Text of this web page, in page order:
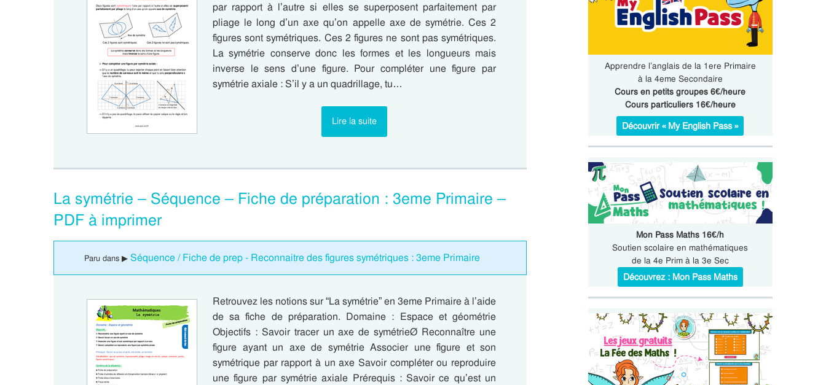
par rapport à l’autre si elles se superposent parfaitement par
pliage le long d’un axe qu’on appelle axe de symétrie. Ces 2
figures sont symétriques. Ces 2 figures ne sont pas symétriques.
La symétrie conserve donc les formes et les longueurs mais
inverse le sens d’une figure. Pour compléter une figure par
symétrie axiale : S’il y a un quadrillage, tu…
Lire la suite
La symétrie – Séquence – Fiche de préparation : 3eme Primaire –
PDF à imprimer
Paru dans ▶ Séquence / Fiche de prep - Reconnaitre des figures symétriques : 3eme Primaire
Retrouvez les notions sur “La symétrie” en 3eme Primaire à l’aide
de sa fiche de préparation. Domaine : Espace et géométrie
Objectifs : Savoir tracer un axe de symétrieØ Reconnaître une
figure ayant un axe de symétrie Associer une figure et son
symétrique par rapport à un axe Savoir compléter ou reproduire
une figure par symétrie axiale Prérequis : Savoir ce qu’est un
Apprendre l’anglais de la 1ere Primaire
à la 4eme Secondaire
Cours en petits groupes 6€/heure
Cours particuliers 16€/heure
Découvrir « My English Pass »
Mon Pass Maths 16€/h
Soutien scolaire en mathématiques
de la 4e Prim à la 3e Sec
Découvrez : Mon Pass Maths